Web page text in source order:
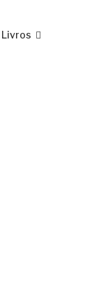
Livros